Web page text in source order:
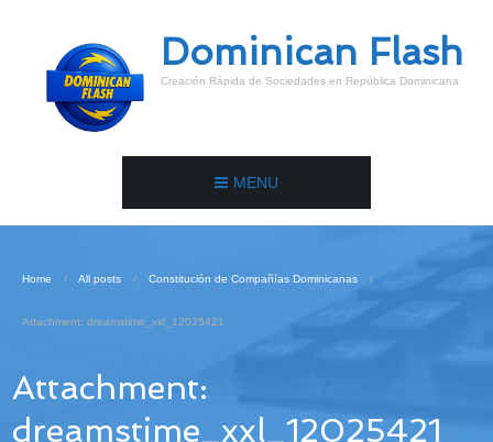
Dominican Flash
Creación Rápida de Sociedades en República Dominicana
MENU
Home All posts Constitución de Compañías Dominicanas
Attachment: dreamstime_xxl_12025421
Attachment:
dreamstime_xxl_12025421